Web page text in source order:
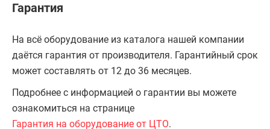
Гарантия
На всё оборудование из каталога нашей компании
даётся гарантия от производителя. Гарантийный срок
может составлять от 12 до 36 месяцев.
Подробнее с информацией о гарантии вы можете
ознакомиться на странице
Гарантия на оборудование от ЦТО.